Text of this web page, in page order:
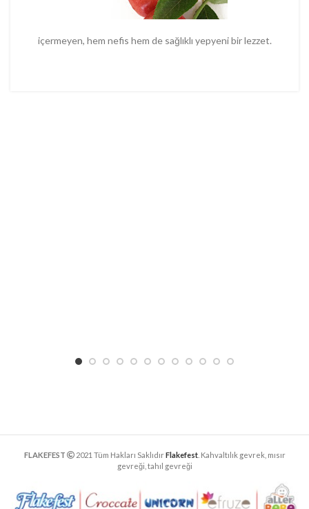
içermeyen, hem nefis hem de sağlıklı yepyeni bir lezzet.
FLAKEFEST 2021 Tüm Hakları SaklıdırFlakefest. Kahvaltılık gevrek, mısır
gevreği, tahıl gevreği